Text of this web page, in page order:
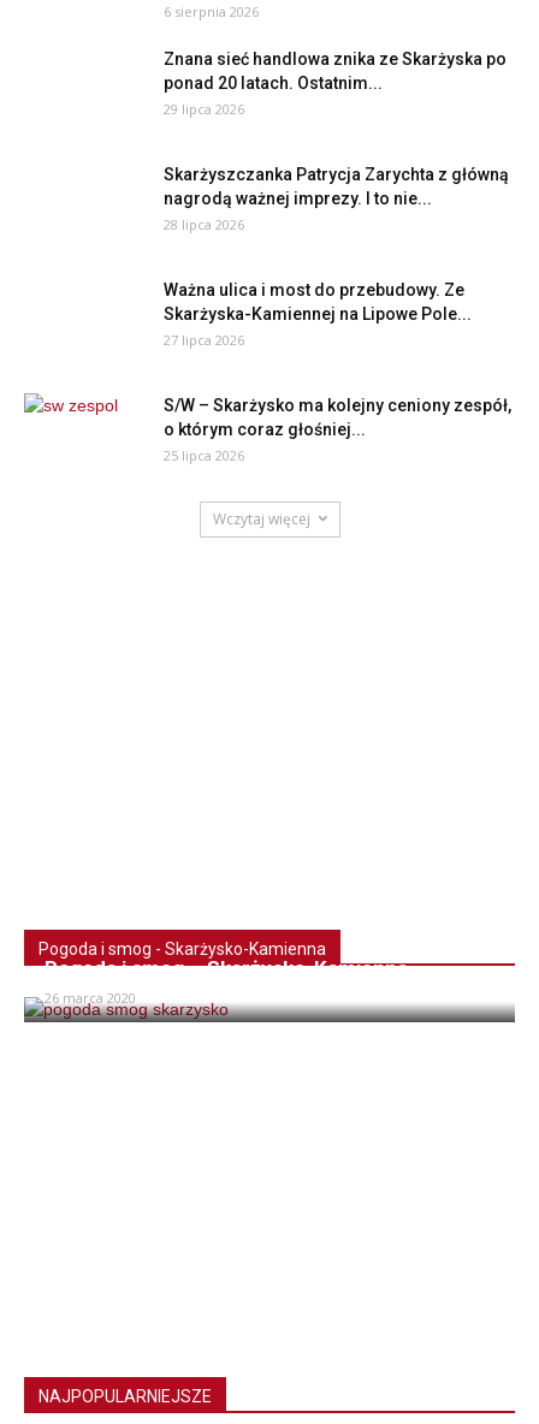
6 sierpnia 2026
Znana sieć handlowa znika ze Skarżyska po
ponad 20 latach. Ostatnim...
29 lipca 2026
Skarżyszczanka Patrycja Zarychta z główną
nagrodą ważnej imprezy. I to nie...
28 lipca 2026
Ważna ulica i most do przebudowy. Ze
Skarżyska-Kamiennej na Lipowe Pole...
27 lipca 2026
S/W – Skarżysko ma kolejny ceniony zespół,
o którym coraz głośniej...
25 lipca 2026
Wczytaj więcej
Pogoda i smog - Skarżysko-Kamienna
Pogoda i smog – Skarżysko-Kamienna
26 marca 2020
NAJPOPULARNIEJSZE